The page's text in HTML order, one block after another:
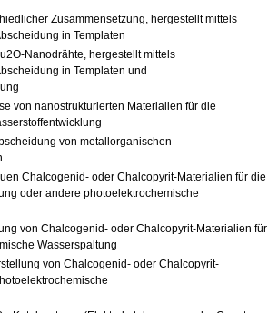
Zusammensetzung, hergestellt mittels
in Templaten
hergestellt mittels
in Templaten und
von nanostrukturierten Materialien für die
von metallorganischen
Chalcogenid- oder Chalcopyrit-Materialien für die
oder andere photoelektrochemische
von Chalcogenid- oder Chalcopyrit-Materialien für
Wasserspaltung
von Chalcogenid‐ oder Chalcopyrit‐